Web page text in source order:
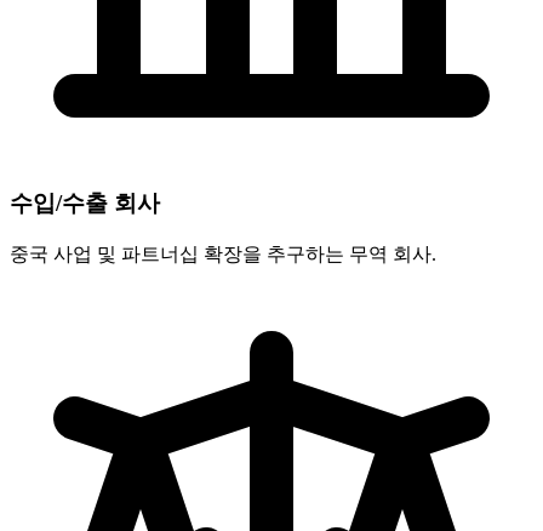
수입/수출 회사
중국 사업 및 파트너십 확장을 추구하는 무역 회사.